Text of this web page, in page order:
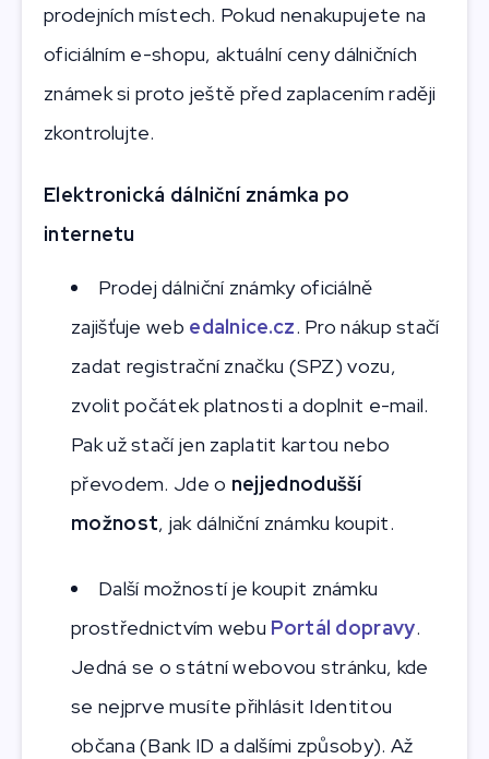
prodejních místech. Pokud nenakupujete na
oficiálním e-shopu, aktuální ceny dálničních
známek si proto ještě před zaplacením raději
zkontrolujte.
Elektronická dálniční známka po
internetu
Prodej dálniční známky oficiálně
zajišťuje web edalnice.cz. Pro nákup stačí
zadat registrační značku (SPZ) vozu,
zvolit počátek platnosti a doplnit e-mail.
Pak už stačí jen zaplatit kartou nebo
převodem. Jde o nejjednodušší
možnost, jak dálniční známku koupit.
Další možností je koupit známku
prostřednictvím webu Portál dopravy.
Jedná se o státní webovou stránku, kde
se nejprve musíte přihlásit Identitou
občana (Bank ID a dalšími způsoby). Až